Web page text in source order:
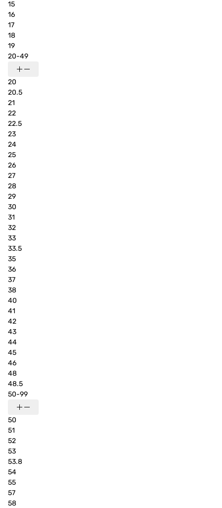
15
16
17
18
19
20-49
20
20.5
21
22
22.5
23
24
25
26
27
28
29
30
31
32
33
33.5
35
36
37
38
40
41
42
43
44
45
46
48
48.5
50-99
50
51
52
53
53.8
54
55
57
58